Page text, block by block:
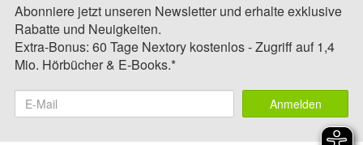
Abonniere jetzt unseren Newsletter und erhalte exklusive
Rabatte und Neuigkeiten.
Extra-Bonus: 60 Tage Nextory kostenlos - Zugriff auf 1,4
Mio. Hörbücher & E-Books.*
Anmelden